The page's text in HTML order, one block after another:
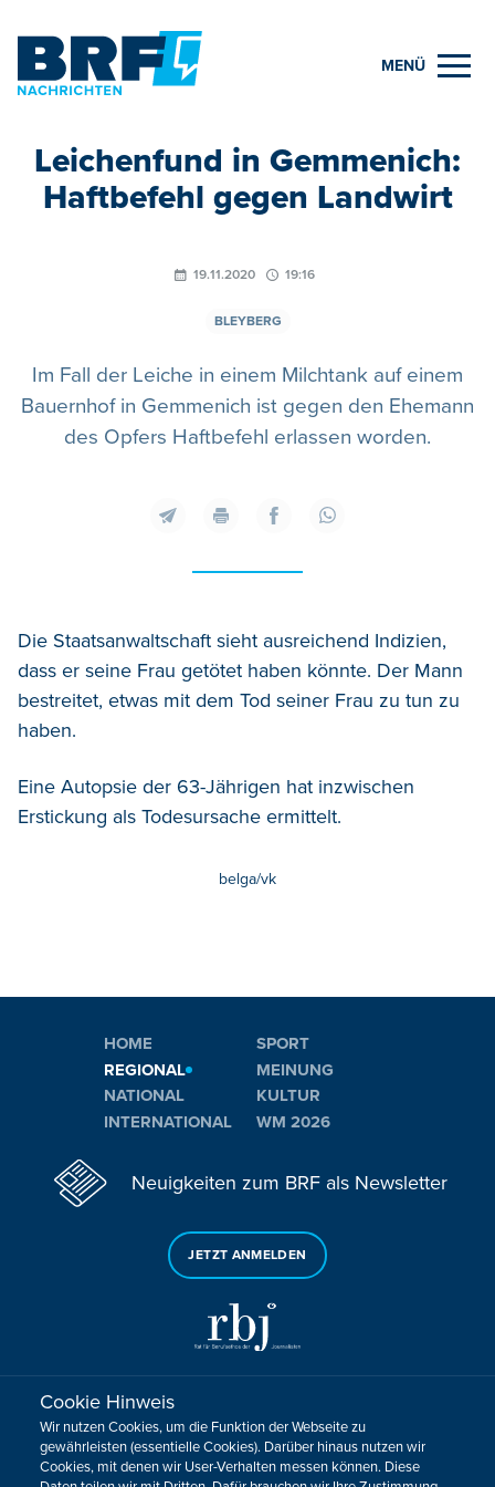
MENÜ
Leichenfund in Gemmenich:
Haftbefehl gegen Landwirt
19.11.2020 19:16
BLEYBERG
Im Fall der Leiche in einem Milchtank auf einem
Bauernhof in Gemmenich ist gegen den Ehemann
des Opfers Haftbefehl erlassen worden.
Die Staatsanwaltschaft sieht ausreichend Indizien,
dass er seine Frau getötet haben könnte. Der Mann
bestreitet, etwas mit dem Tod seiner Frau zu tun zu
haben.
Eine Autopsie der 63-Jährigen hat inzwischen
Erstickung als Todesursache ermittelt.
belga/vk
HOME
REGIONAL
NATIONAL
INTERNATIONAL
SPORT
MEINUNG
KULTUR
WM 2026
Neuigkeiten zum BRF als Newsletter
JETZT ANMELDEN
Sie haben noch Fragen oder Anmerkungen?
KONTAKTIEREN SIE UNS!
Cookie Hinweis
Wir nutzen Cookies, um die Funktion der Webseite zu
gewährleisten (essentielle Cookies). Darüber hinaus nutzen wir
Cookies, mit denen wir User-Verhalten messen können. Diese